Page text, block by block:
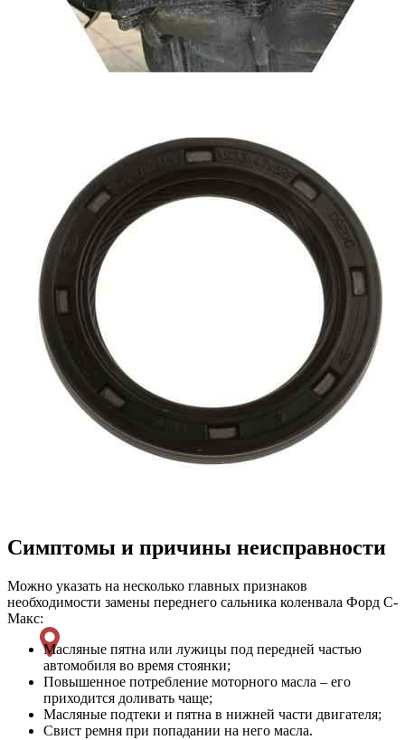
Симптомы и причины неисправности
Можно указать на несколько главных признаков
необходимости замены переднего сальника коленвала Форд С-
Макс:
Масляные пятна или лужицы под передней частью
автомобиля во время стоянки;
Повышенное потребление моторного масла – его
приходится доливать чаще;
Масляные подтеки и пятна в нижней части двигателя;
Свист ремня при попадании на него масла.